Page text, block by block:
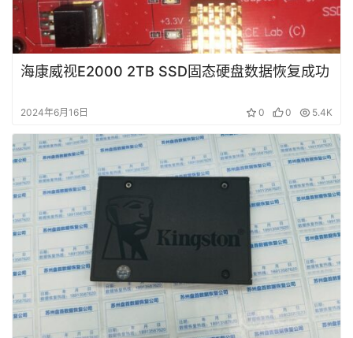
展
示
见
题
视
发
海康威视E2000 2TB SSD固态硬盘数据恢复成功
2024年6月16日 0 0 5.4K